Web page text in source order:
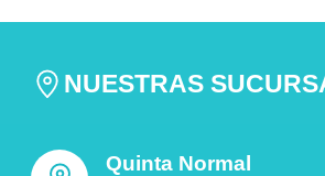
NUESTRAS
Quinta Normal